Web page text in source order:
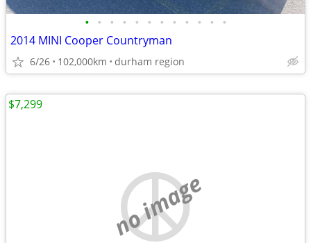
• • • • • • • • • • • •
2014 MINI Cooper Countryman
6/26 102,000km durham region
no image
$7,299